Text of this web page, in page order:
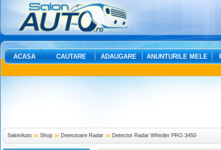
ACASA CAUTARE ADAUGARE ANUNTURILE MELE
SalonAuto Shop Detectoare Radar Detector Radar Whistler PRO 3450